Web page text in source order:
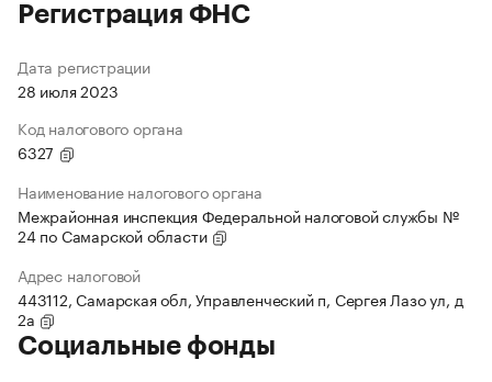
Регистрация ФНС
Дата регистрации
28 июля 2023
Код налогового органа
6327
Наименование налогового органа
Межрайонная инспекция Федеральной налоговой службы №
24 по Самарской области
Адрес налоговой
443112, Самарская обл, Управленческий п, Сергея Лазо ул, д
2а
Социальные фонды